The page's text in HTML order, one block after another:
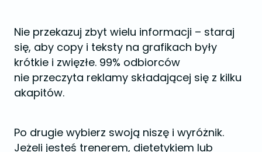
Nie przekazuj zbyt wielu informacji – staraj
się, aby copy i teksty na grafikach były
krótkie i zwięzłe. 99% odbiorców
nie przeczyta reklamy składającej się z kilku
akapitów.
Po drugie wybierz swoją niszę i wyróżnik.
Jeżeli jesteś trenerem, dietetykiem lub